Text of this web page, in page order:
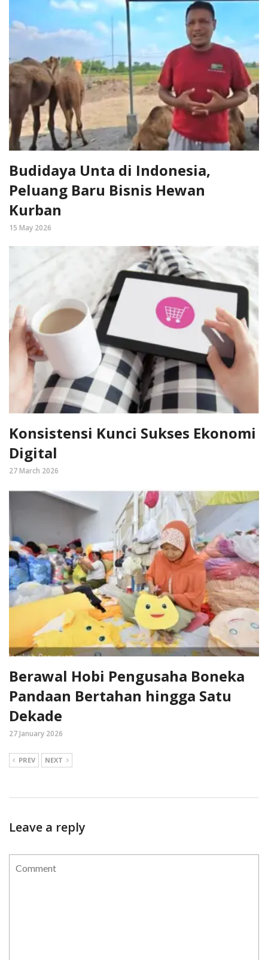
Budidaya Unta di Indonesia,
Peluang Baru Bisnis Hewan
Kurban
15 May 2026
Konsistensi Kunci Sukses Ekonomi
Digital
27 March 2026
Berawal Hobi Pengusaha Boneka
Pandaan Bertahan hingga Satu
Dekade
27 January 2026
PREV NEXT
Leave a reply